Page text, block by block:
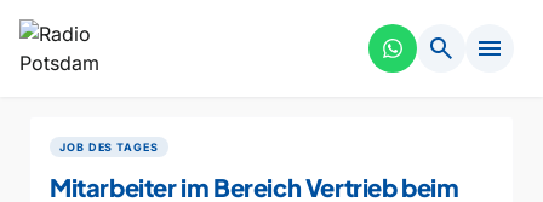
search menu
JOB DES TAGES
Mitarbeiter im Bereich Vertrieb beim